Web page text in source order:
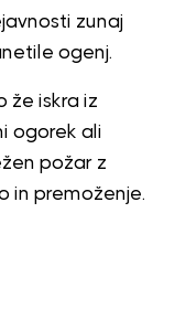
zunaj
ogenj.
že iskra iz
ogorek ali
požar z
in premoženje.